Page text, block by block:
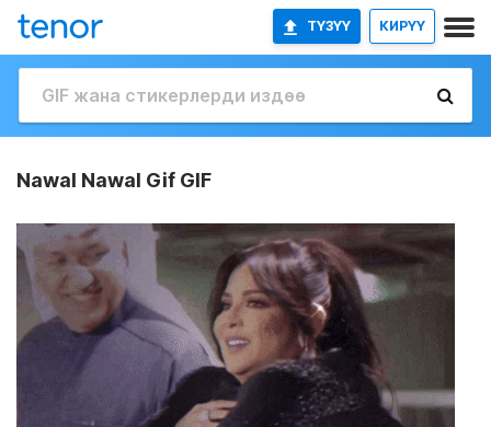
ТҮЗҮҮ КИРҮҮ
Nawal Nawal Gif GIF